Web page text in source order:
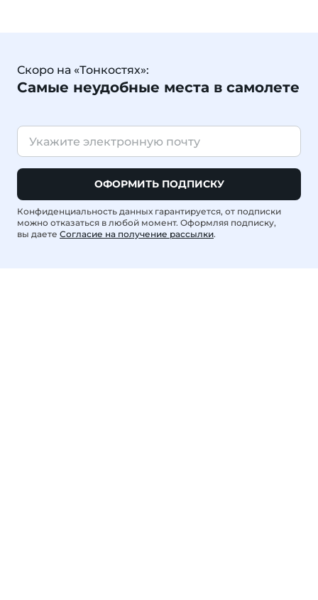
Скоро на «Тонкостях»:
Самые неудобные места в самолете
ОФОРМИТЬ ПОДПИСКУ
Конфиденциальность данных гарантируется, от подписки
можно отказаться в любой момент. Оформляя подписку,
вы даете Согласие на получение рассылки.